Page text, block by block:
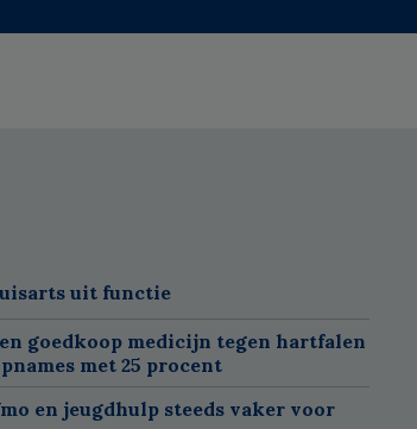
uit functie
goedkoop medicijn tegen hartfalen
met 25 procent
en jeugdhulp steeds vaker voor